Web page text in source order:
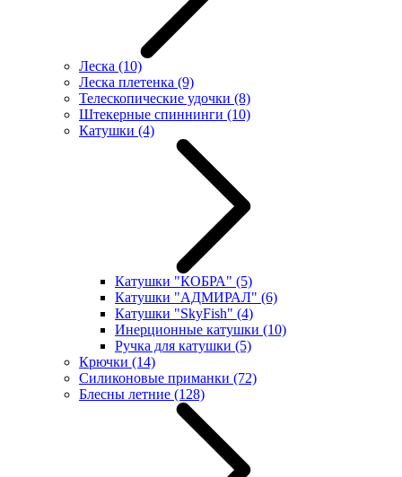
Леска (10)
Леска плетенка (9)
Телескопические удочки (8)
Штекерные спиннинги (10)
Катушки (4)
Катушки "КОБРА" (5)
Катушки "АДМИРАЛ" (6)
Катушки "SkyFish" (4)
Инерционные катушки (10)
Ручка для катушки (5)
Крючки (14)
Силиконовые приманки (72)
Блесны летние (128)